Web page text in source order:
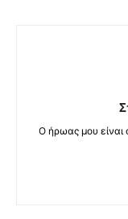
Ο ήρωας μου είναι